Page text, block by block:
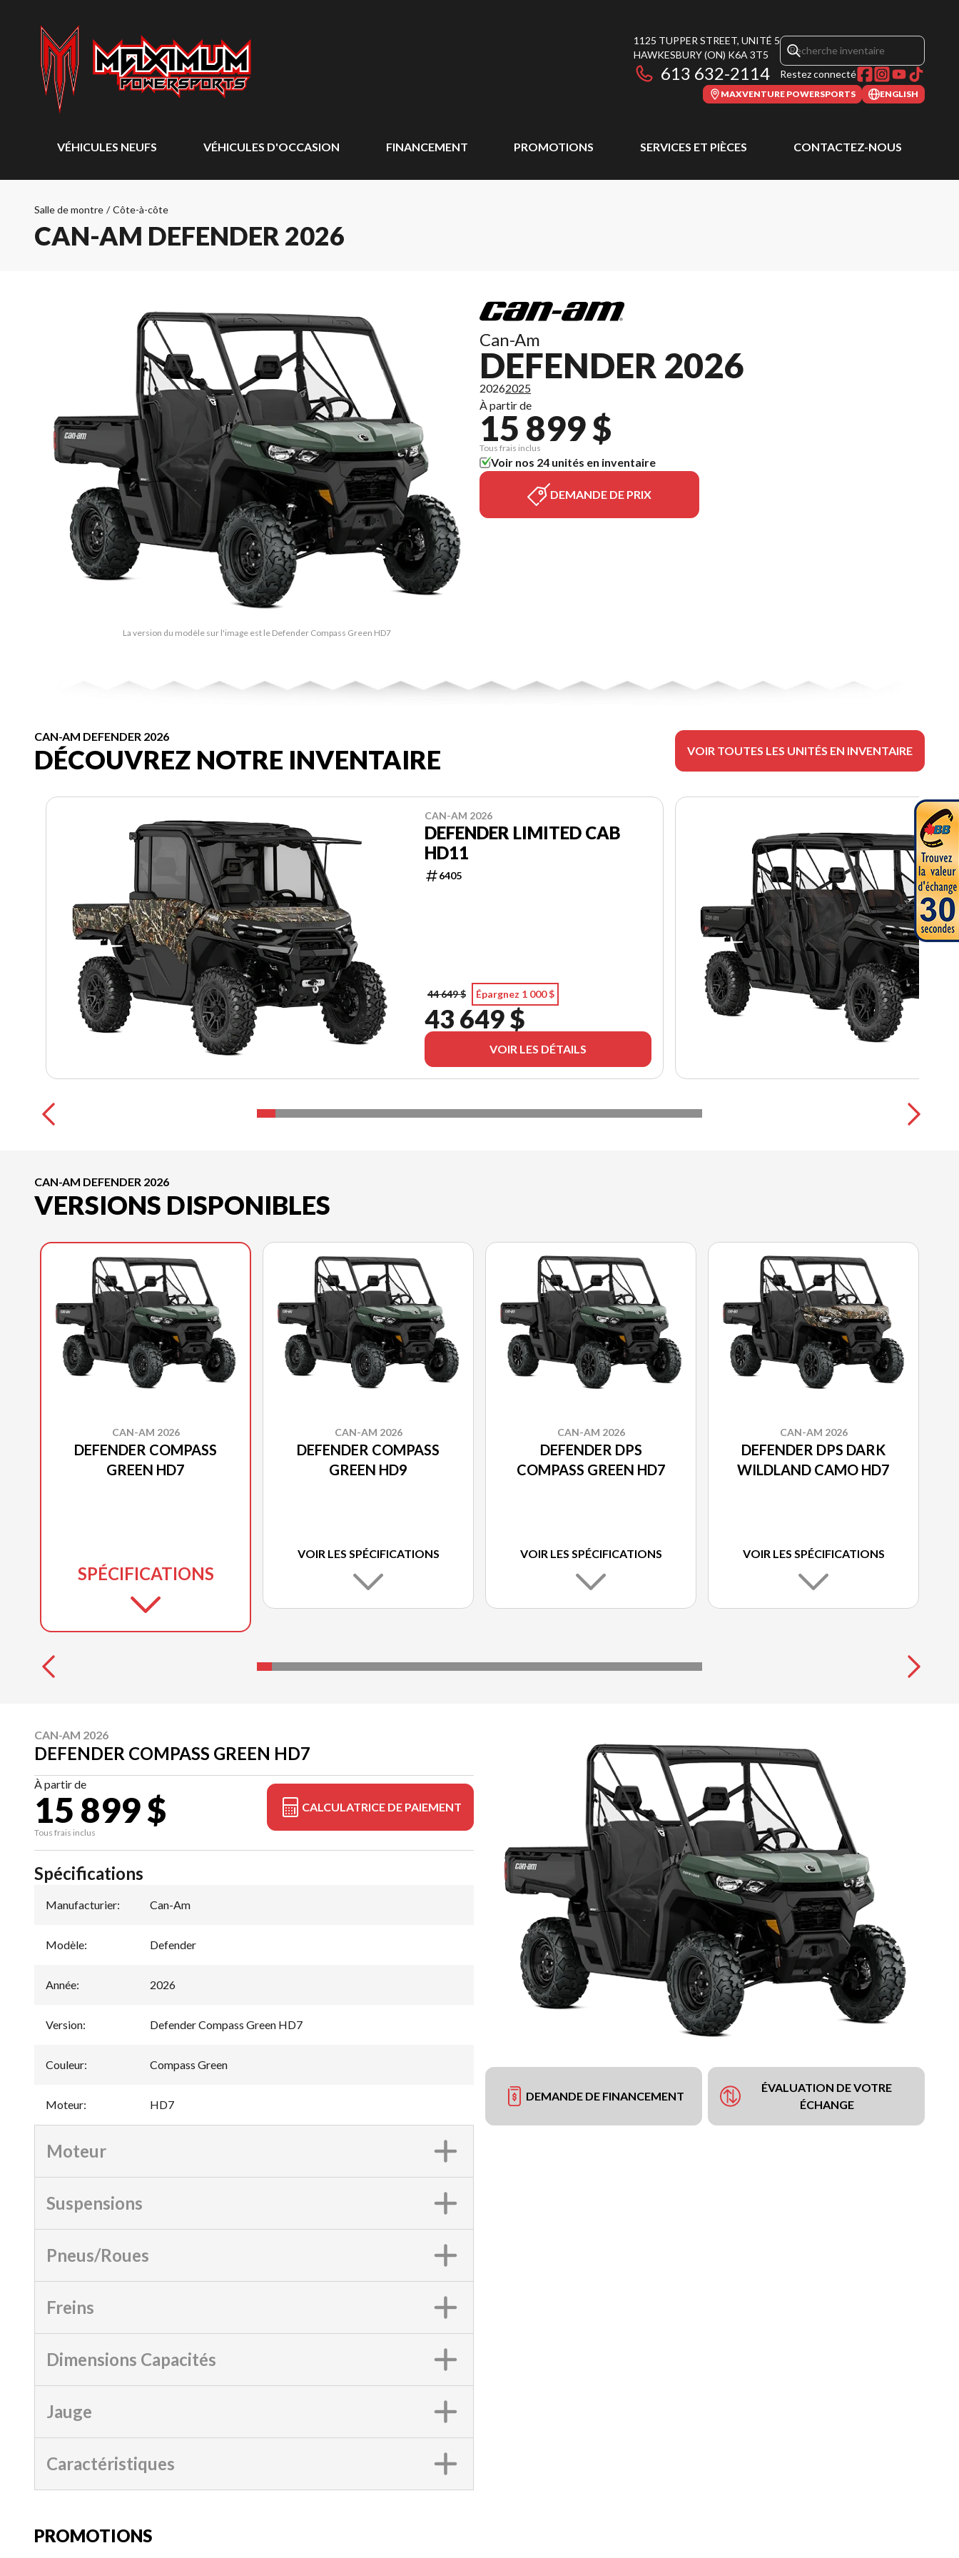
1125 TUPPER STREET, UNITÉ 5
HAWKESBURY(ON) K6A 3T5
613 632-2114 Restez connecté
MAXVENTURE POWERSPORTS ENGLISH
VÉHICULES NEUFS VÉHICULES D'OCCASION FINANCEMENT PROMOTIONS SERVICES ET PIÈCES CONTACTEZ-NOUS
Salle de montre / Côte-à-côte
CAN-AM DEFENDER 2026
La version du modèle sur l'image est le Defender Compass Green HD7
Can-Am
DEFENDER 2026
20262025
À partir de
15 899 $
Tous frais inclus
Voir nos 24 unités en inventaire
DEMANDE DE PRIX
CAN-AM DEFENDER 2026
DÉCOUVREZ NOTRE INVENTAIRE VOIR TOUTES LES UNITÉS EN INVENTAIRE
CAN-AM 2026
DEFENDER LIMITED CAB
HD11
6405
44 649 $ Épargnez 1 000 $
43 649 $
VOIR LES DÉTAILS
CAN-AM DEFENDER 2026
VERSIONS DISPONIBLES
CAN-AM 2026
DEFENDER COMPASS
GREEN HD7
SPÉCIFICATIONS
CAN-AM 2026
DEFENDER COMPASS
GREEN HD9
VOIR LES SPÉCIFICATIONS
CAN-AM 2026
DEFENDER DPS
COMPASS GREEN HD7
VOIR LES SPÉCIFICATIONS
CAN-AM 2026
DEFENDER DPS DARK
WILDLAND CAMO HD7
VOIR LES SPÉCIFICATIONS
CAN-AM 2026
DEFENDER COMPASS GREEN HD7
À partir de
15 899 $
Tous frais inclus
CALCULATRICE DE PAIEMENT
DEMANDE DE FINANCEMENT
ÉVALUATION DE VOTRE
ÉCHANGE
Spécifications
Manufacturier: Can-Am
Modèle: Defender
Année: 2026
Version: Defender Compass Green HD7
Couleur: Compass Green
Moteur: HD7
Moteur
Suspensions
Pneus/Roues
Freins
Dimensions Capacités
Jauge
Caractéristiques
PROMOTIONS